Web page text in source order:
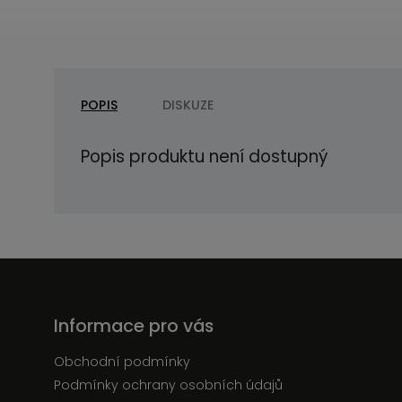
POPIS DISKUZE
Popis produktu není dostupný
Informace pro vás
Obchodní podmínky
Podmínky ochrany osobních údajů